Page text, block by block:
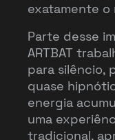
exatamente o
Parte desse
ARTBAT
para silêncio,
quase
energia
uma
tradicional,